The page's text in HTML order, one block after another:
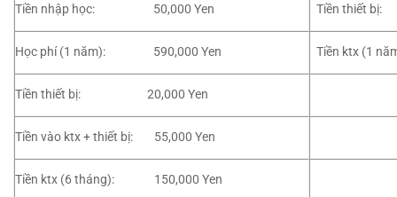
Tiền nhập học: 50,000 Yen Tiền thiết
Học phí (1 năm): 590,000 Yen Tiền ktx (1
Tiền thiết bị: 20,000 Yen
Tiền vào ktx + thiết bị: 55,000 Yen
Tiền ktx (6 tháng): 150,000 Yen